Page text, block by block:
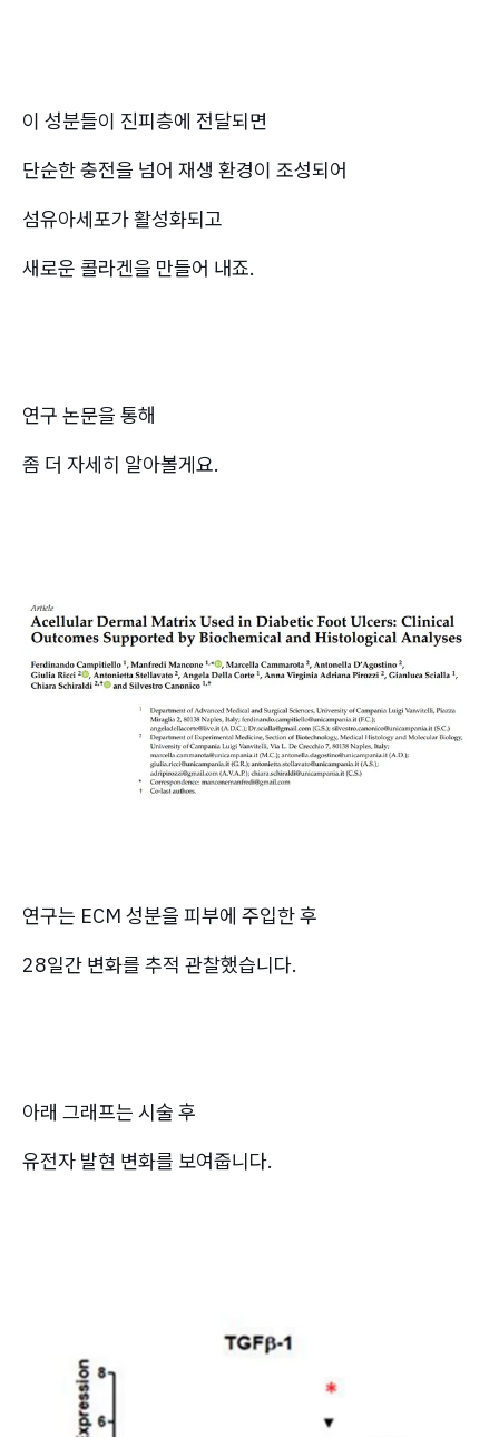
이 성분들이 진피층에 전달되면
단순한 충전을 넘어 재생 환경이 조성되어
섬유아세포가 활성화되고
새로운 콜라겐을 만들어 내죠.
연구 논문을 통해
좀 더 자세히 알아볼게요.
연구는 ECM 성분을 피부에 주입한 후
28일간 변화를 추적 관찰했습니다.
아래 그래프는 시술 후
유전자 발현 변화를 보여줍니다.